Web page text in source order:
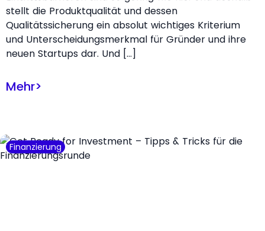
stellt die Produktqualität und dessen
Qualitätssicherung ein absolut wichtiges Kriterium
und Unterscheidungsmerkmal für Gründer und ihre
neuen Startups dar. Und […]
Mehr>
Finanzierung